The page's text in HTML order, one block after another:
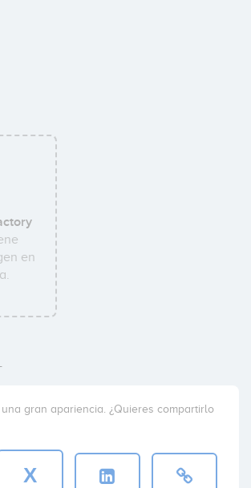
en
gran apariencia. ¿Quieres compartirlo
X